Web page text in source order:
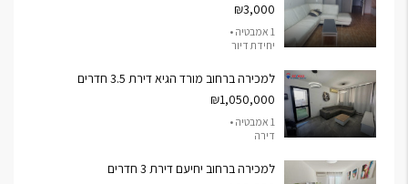
₪3,000
1 אמבטיה •
יחידת דיור
למכירה ברחוב מורד הגיא דירת 3.5 חדרים
₪1,050,000
1 אמבטיה •
דירה
למכירה ברחוב יחיעם דירת 3 חדרים